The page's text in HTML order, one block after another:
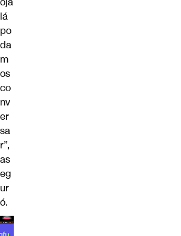
lá
po
da
m
os
co
nv
er
sa
r”,
as
eg
ur
ó.